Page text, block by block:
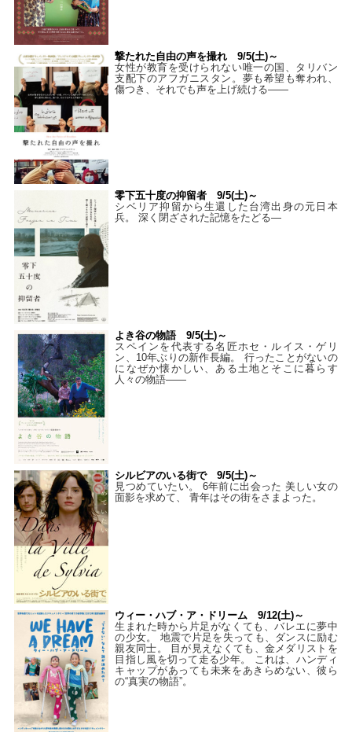
撃たれた自由の声を撮れ 9/5(土)～
女性が教育を受けられない唯一の国、タリバン
支配下のアフガニスタン。夢も希望も奪われ、
傷つき、それでも声を上げ続ける——
零下五十度の抑留者 9/5(土)～
シベリア抑留から生還した台湾出身の元日本
兵。 深く閉ざされた記憶をたどる—
よき谷の物語 9/5(土)～
スペインを代表する名匠ホセ・ルイス・ゲリ
ン、10年ぶりの新作長編。 行ったことがないの
になぜか懐かしい、ある土地とそこに暮らす
人々の物語――
シルビアのいる街で 9/5(土)～
見つめていたい。 6年前に出会った 美しい女の
面影を求めて、 青年はその街をさまよった。
ウィー・ハブ・ア・ドリーム 9/12(土)～
生まれた時から片足がなくても、バレエに夢中
の少女。 地震で片足を失っても、ダンスに励む
親友同士。 目が見えなくても、金メダリストを
目指し風を切って走る少年。 これは、ハンディ
キャップがあっても未来をあきらめない、彼ら
の“真実の物語”。